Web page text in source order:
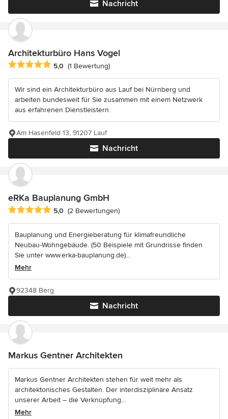
Nachricht
Architekturbüro Hans Vogel
Durchschnittliche Bewertung: 5 von 5 Sternen
5,0 (1 Bewertung)
Wir sind ein Architekturbüro aus Lauf bei Nürnberg und
arbeiten bundesweit für Sie zusammen mit einem Netzwerk
aus erfahrenen Dienstleistern.
Nachricht
Am Hasenfeld 13, 91207 Lauf
eRKa Bauplanung GmbH
Durchschnittliche Bewertung: 5 von 5 Sternen
5,0 (2 Bewertungen)
Bauplanung und Energieberatung für klimafreundliche
Neubau-Wohngebäude. (50 Beispiele mit Grundrisse finden
Sie unter www.erka-bauplanung.de)...
Mehr
Nachricht
92348 Berg
Markus Gentner Architekten
Markus Gentner Architekten stehen für weit mehr als
architektonisches Gestalten. Der interdisziplinäre Ansatz
unserer Arbeit – die Verknüpfung...
Mehr